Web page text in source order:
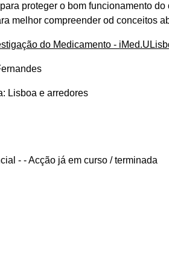
proteger o bom funcionamento
melhor compreender od conceitos
do Medicamento -
Lisboa e arredores
- - Acção já em curso / terminada